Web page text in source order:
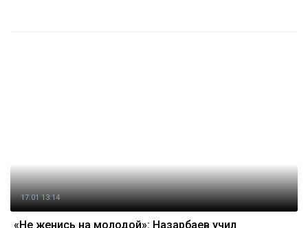
17.01 13:14
«Не женись на молодой»: Назарбаев учил